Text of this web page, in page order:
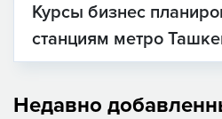
Курсы бизнес
станциям метро
Недавно